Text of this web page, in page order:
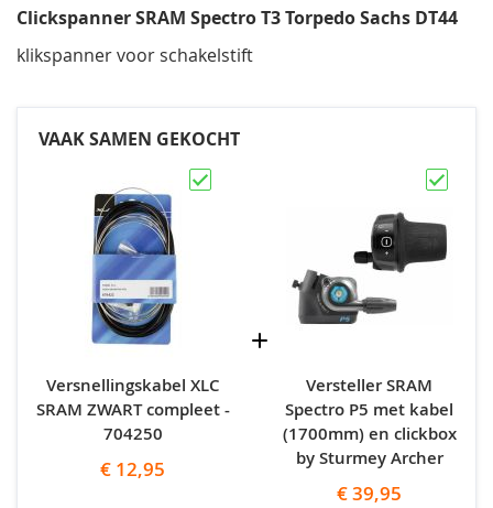
Clickspanner SRAM Spectro T3 Torpedo Sachs DT44
klikspanner voor schakelstift
VAAK SAMEN GEKOCHT
Versnellingskabel XLC
SRAM ZWART compleet -
704250
€ 12,95
Versteller SRAM
Spectro P5 met kabel
(1700mm) en clickbox
by Sturmey Archer
€ 39,95